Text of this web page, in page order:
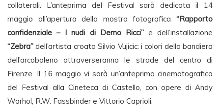
collaterali. L’anteprima del Festival sarà dedicata il 14
maggio all’apertura della mostra fotografica “Rapporto
confidenziale – I nudi di Derno Ricci”e dell’installazione
“Zebra” dell’artista croato Silvio Vujicic: i colori della bandiera
dell’arcobaleno attraverseranno le strade del centro di
Firenze. Il 16 maggio vi sarà un’anteprima cinematografica
del Festival alla Cineteca di Castello, con opere di Andy
Warhol, R.W. Fassbinder e Vittorio Caprioli.